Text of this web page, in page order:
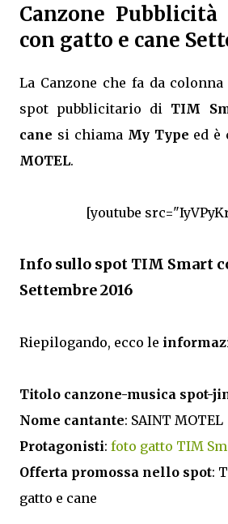
Canzone
con gatto e cane
La Canzone che fa da
spot pubblicitario di TIM
cane si chiama My Type ed è
MOTEL.
[youtube
Info sullo spot TIM Smart
Settembre 2016
Riepilogando, ecco le
Titolo canzone-musica spot-
Nome cantante: SAINT MOTEL
Protagonisti: foto gatto TIM
Offerta promossa nello spot:
gatto e cane